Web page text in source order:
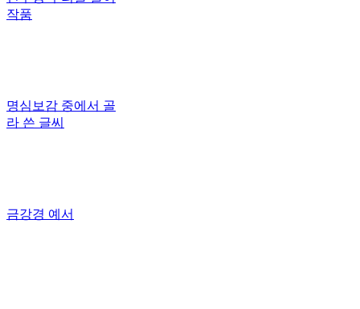
작품
명심보감 중에서 골
라 쓴 글씨
금강경 예서